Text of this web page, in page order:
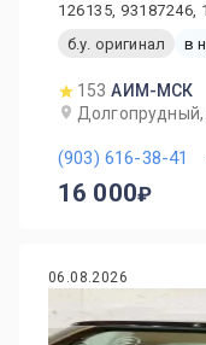
126135, 93187246,
б.у. оригинал
в
153 АИМ-МСК
Долгопрудный,
(903) 616-38-41
16 000
06.08.2026